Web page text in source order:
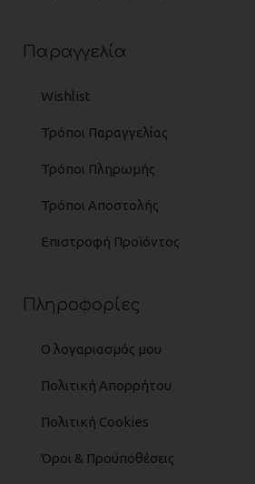
Παραγγελία
Wishlist
Τρόποι Παραγγελίας
Τρόποι Πληρωμής
Τρόποι Αποστολής
Επιστροφή Προϊόντος
Πληροφορίες
Ο λογαριασμός μου
Πολιτική Απορρήτου
Πολιτική Cookies
Όροι & Προϋποθέσεις